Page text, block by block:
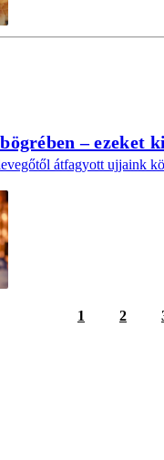
– ezeket
átfagyott ujjaink
1 2